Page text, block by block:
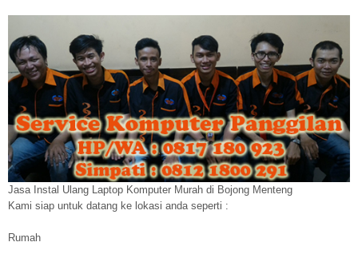
Jasa Instal Ulang Laptop Komputer Murah di Bojong Menteng
Kami siap untuk datang ke lokasi anda seperti :
Rumah